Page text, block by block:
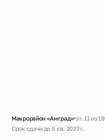
Макрорайон «Амград» эт. 11 из 19
Срок сдачи до II кв. 2027 г.